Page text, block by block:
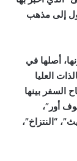
إلى مذهب
أصلها في
العليا
السفر بينها
أور”،
“النتزاخ”،